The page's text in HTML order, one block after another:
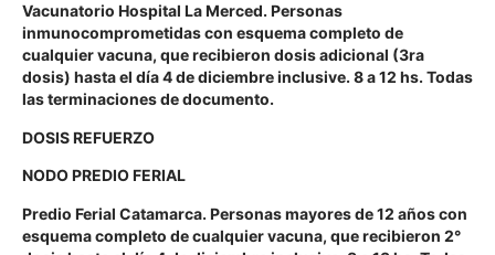
Vacunatorio Hospital La Merced. Personas
inmunocomprometidas con esquema completo de
cualquier vacuna, que recibieron dosis adicional (3ra
dosis) hasta el día 4 de diciembre inclusive. 8 a 12 hs. Todas
las terminaciones de documento.
DOSIS REFUERZO
NODO PREDIO FERIAL
Predio Ferial Catamarca. Personas mayores de 12 años con
esquema completo de cualquier vacuna, que recibieron 2°